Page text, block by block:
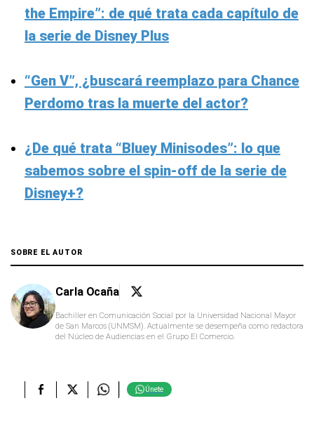
the Empire”: de qué trata cada capítulo de
la serie de Disney Plus
“Gen V”, ¿buscará reemplazo para Chance
Perdomo tras la muerte del actor?
¿De qué trata “Bluey Minisodes”: lo que
sabemos sobre el spin-off de la serie de
Disney+?
SOBRE EL AUTOR
Carla Ocaña
Bachiller en Comunicación Social por la Universidad Nacional Mayor
de San Marcos (UNMSM). Actualmente se desempeña como redactora
del Núcleo de Audiencias en el Grupo El Comercio.
Únete